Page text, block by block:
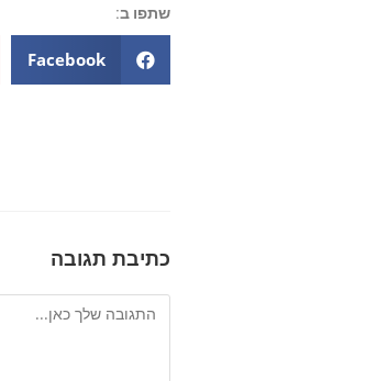
שתפו ב:
Facebook
כתיבת תגובה